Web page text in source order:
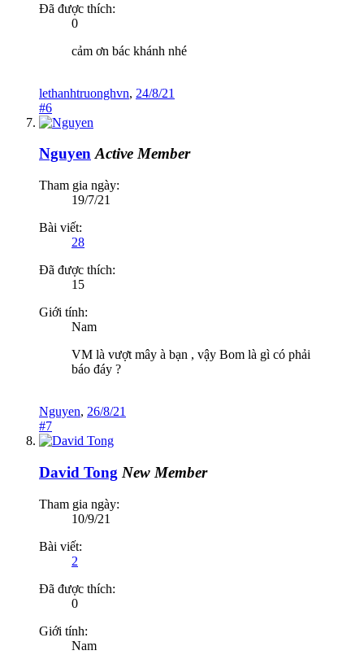
Đã được thích:
0
cảm ơn bác khánh nhé
lethanhtruonghvn, 24/8/21
#6
Nguyen Active Member
Tham gia ngày:
19/7/21
Bài viết:
28
Đã được thích:
15
Giới tính:
Nam
VM là vượt mây à bạn , vậy Bom là gì có phải
báo đáy ?
Nguyen, 26/8/21
#7
David Tong New Member
Tham gia ngày:
10/9/21
Bài viết:
2
Đã được thích:
0
Giới tính:
Nam